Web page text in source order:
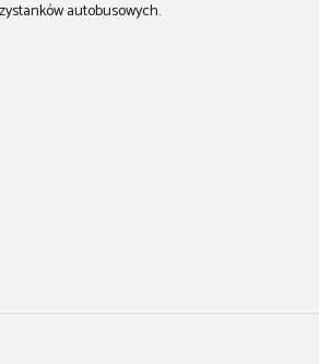
autobusowych.